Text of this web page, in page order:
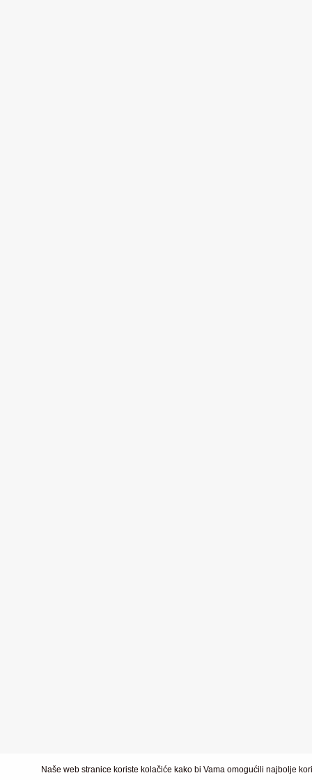
Naše web stranice koriste kolačiće kako bi Vama omogućili najbolje